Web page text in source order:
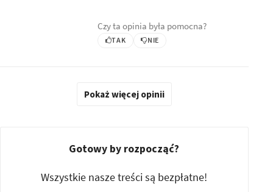
Czy ta opinia była pomocna?
TAK NIE
Pokaż więcej opinii
Gotowy by rozpocząć?
Wszystkie nasze treści są bezpłatne!